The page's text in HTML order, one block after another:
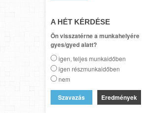
A HÉT KÉRDÉSE
Ön visszatérne a munkahelyére
gyes/gyed alatt?
igen, teljes munkaidőben
igen részmunkaidőben
nem
Eredmények